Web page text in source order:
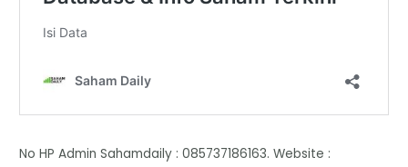
No HP Admin Sahamdaily : 085737186163. Website :